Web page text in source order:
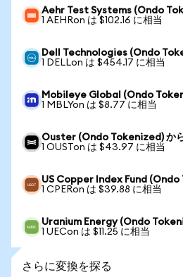
Aehr Test Systems (Ondo
1 AEHRon は $102.16 に相当
Dell Technologies (Ondo
1 DELLon は $454.17 に相当
Mobileye Global (Ondo
1 MBLYon は $8.77 に相当
Ouster (Ondo Tokenized) か
1 OUSTon は $43.97 に相当
US Copper Index Fund (Ondo
1 CPERon は $39.88 に相当
Uranium Energy (Ondo
1 UECon は $11.25 に相当
さらに変換を探る